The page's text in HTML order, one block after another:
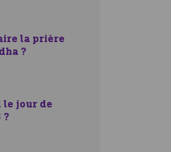
la prière
?
le jour de
?